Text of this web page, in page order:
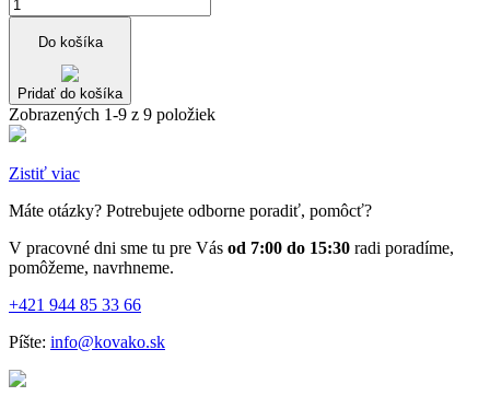
Do košíka
Pridať do košíka
Zobrazených 1-9 z 9 položiek
Zistiť viac
Máte otázky? Potrebujete odborne poradiť, pomôcť?
V pracovné dni sme tu pre Vás od 7:00 do 15:30 radi poradíme,
pomôžeme, navrhneme.
+421 944 85 33 66
Píšte: info@kovako.sk